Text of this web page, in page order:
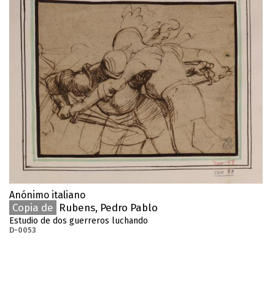
Anónimo italiano
Copia de Rubens, Pedro Pablo
Estudio de dos guerreros luchando
D-0053